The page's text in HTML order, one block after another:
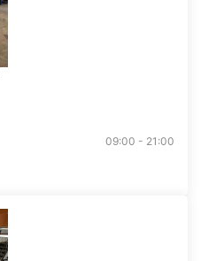
09:00 - 21:00